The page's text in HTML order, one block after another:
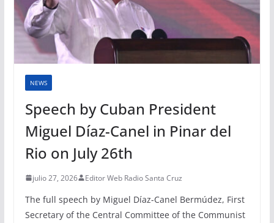
NEWS
Speech by Cuban President
Miguel Díaz-Canel in Pinar del
Rio on July 26th
julio 27, 2026 Editor Web Radio Santa Cruz
The full speech by Miguel Díaz-Canel Bermúdez, First
Secretary of the Central Committee of the Communist